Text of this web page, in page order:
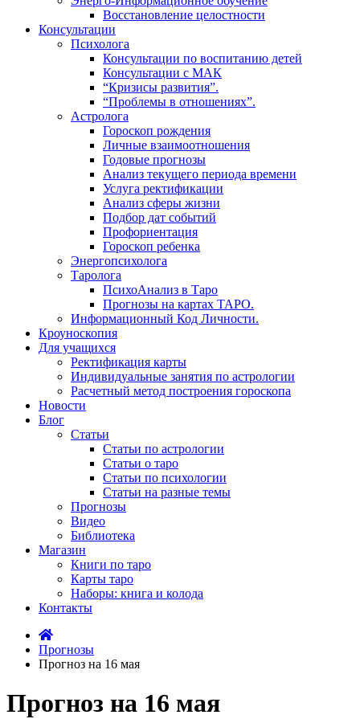
Восстановление целостности
Консультации
Психолога
Консультации по воспитанию детей
Консультации с МАК
“Кризисы развития”.
“Проблемы в отношениях”.
Астролога
Гороскоп рождения
Личные взаимоотношения
Годовые прогнозы
Анализ текущего периода времени
Услуга ректификации
Анализ сферы жизни
Подбор дат событий
Профориентация
Гороскоп ребенка
Энергопсихолога
Таролога
ПсихоАнализ в Таро
Прогнозы на картах ТАРО.
Информационный Код Личности.
Кроуноскопия
Для учащихся
Ректификация карты
Индивидуальные занятия по астрологии
Расчетный метод построения гороскопа
Новости
Блог
Статьи
Статьи по астрологии
Статьи о таро
Статьи по психологии
Статьи на разные темы
Прогнозы
Видео
Библиотека
Магазин
Книги по таро
Карты таро
Наборы: книга и колода
Контакты
Прогнозы
Прогноз на 16 мая
Прогноз на 16 мая